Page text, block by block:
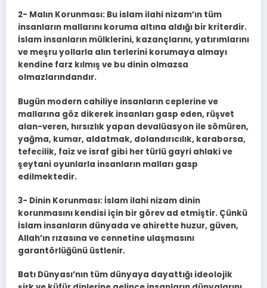
2- Malın Korunması: Bu islam ilahi nizam’ın tüm
insanların mallarını koruma altına aldığı bir kriterdir.
İslam insanların mülklerini, kazançlarını, yatırımlarını
ve meşru yollarla alın terlerini korumaya almayı
kendine farz kılmış ve bu dinin olmazsa
olmazlarındandır.
Bugün modern cahiliye insanların ceplerine ve
mallarına göz dikerek insanları gasp eden, rüşvet
alan-veren, hırsızlık yapan devalüasyon ile sömüren,
yağma, kumar, aldatmak, dolandırıcılık, karaborsa,
tefecilik, faiz ve israf gibi her türlü gayri ahlaki ve
şeytani oyunlarla insanların malları gasp
edilmektedir.
3- Dinin Korunması: İslam ilahi nizam dinin
korunmasını kendisi için bir görev ad etmiştir. Çünkü
İslam insanların dünyada ve ahirette huzur, güven,
Allah’ın rızasına ve cennetine ulaşmasını
garantörlüğünü üstlenir.
Batı Dünyası’nın tüm dünyaya dayattığı ideolojik